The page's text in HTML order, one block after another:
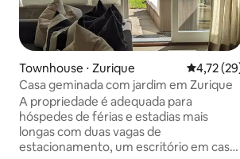
Townhouse ⋅ Zurique 4,72 de
4,72
Casa geminada com jardim em Zurique
A propriedade é adequada para
hóspedes de férias e estadias mais
longas com duas vagas de
estacionamento, um escritório em casa